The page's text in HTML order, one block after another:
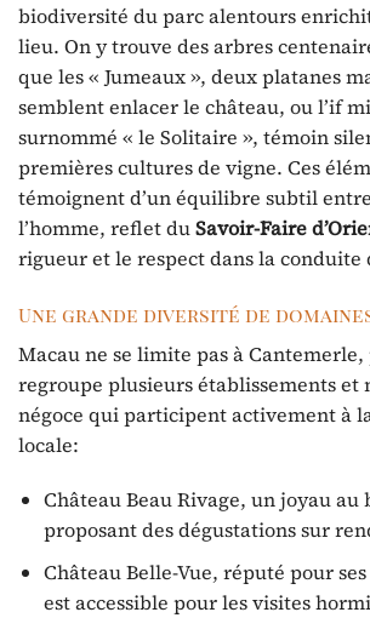
biodiversité du parc alentours
lieu. On y trouve des arbres
que les « Jumeaux », deux platanes
semblent enlacer le château, ou l’if
surnommé « le Solitaire », témoin
premières cultures de vigne. Ces
témoignent d’un équilibre subtil
l’homme, reflet duSavoir-Faire
rigueur et le respect dans la conduite
Une grande diversité de
Macau ne se limite pas à Cantemerle,
regroupe plusieurs établissements et
négoce qui participent activement à
locale:
Château Beau Rivage, un joyau au
proposant des dégustations sur
Château Belle-Vue, réputé pour
est accessible pour les visites